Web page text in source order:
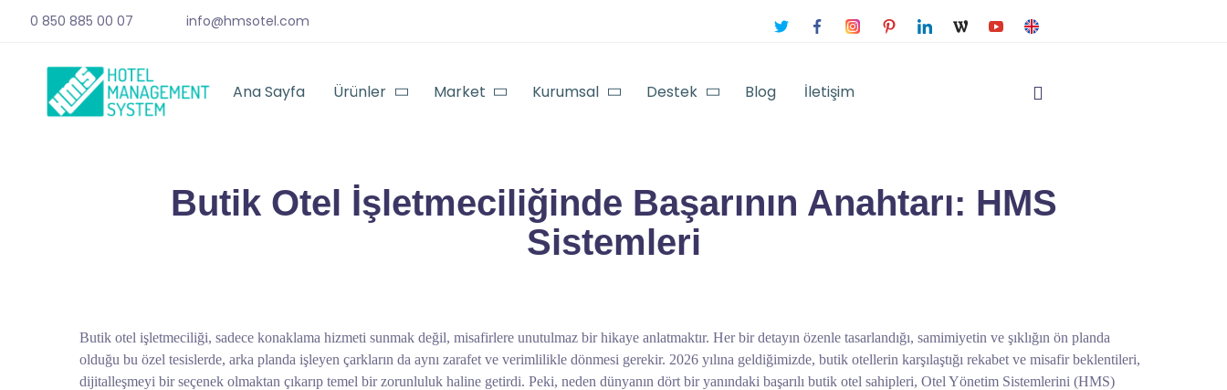
0 850 885 00 07 info@hmsotel.com
Ana Sayfa Ürünler Market Kurumsal Destek Blog İletişim
Butik Otel İşletmeciliğinde Başarının Anahtarı: HMS
Sistemleri
Butik otel işletmeciliği, sadece konaklama hizmeti sunmak değil, misafirlere unutulmaz bir hikaye anlatmaktır. Her bir detayın özenle tasarlandığı, samimiyetin ve şıklığın ön planda
olduğu bu özel tesislerde, arka planda işleyen çarkların da aynı zarafet ve verimlilikle dönmesi gerekir. 2026 yılına geldiğimizde, butik otellerin karşılaştığı rekabet ve misafir beklentileri,
dijitalleşmeyi bir seçenek olmaktan çıkarıp temel bir zorunluluk haline getirdi. Peki, neden dünyanın dört bir yanındaki başarılı butik otel sahipleri, Otel Yönetim Sistemlerini (HMS)